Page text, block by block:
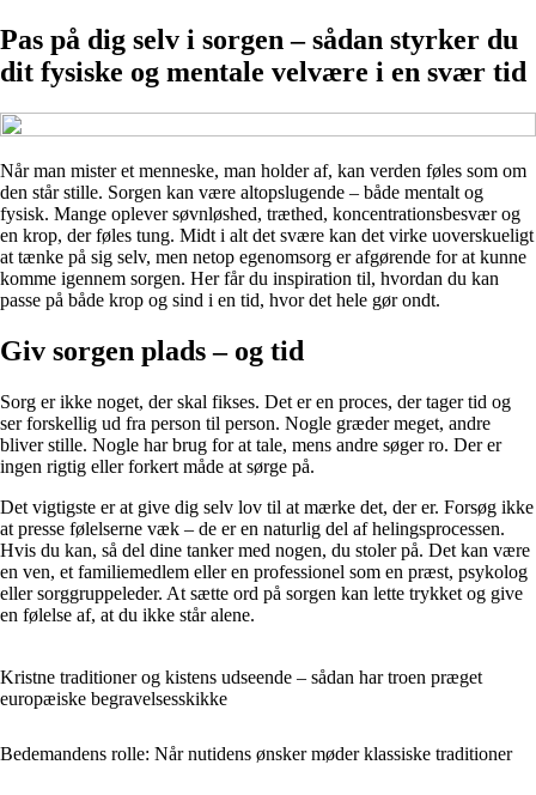
Pas på dig selv i sorgen – sådan styrker du
dit fysiske og mentale velvære i en svær tid
Når man mister et menneske, man holder af, kan verden føles som om
den står stille. Sorgen kan være altopslugende – både mentalt og
fysisk. Mange oplever søvnløshed, træthed, koncentrationsbesvær og
en krop, der føles tung. Midt i alt det svære kan det virke uoverskueligt
at tænke på sig selv, men netop egenomsorg er afgørende for at kunne
komme igennem sorgen. Her får du inspiration til, hvordan du kan
passe på både krop og sind i en tid, hvor det hele gør ondt.
Giv sorgen plads – og tid
Sorg er ikke noget, der skal fikses. Det er en proces, der tager tid og
ser forskellig ud fra person til person. Nogle græder meget, andre
bliver stille. Nogle har brug for at tale, mens andre søger ro. Der er
ingen rigtig eller forkert måde at sørge på.
Det vigtigste er at give dig selv lov til at mærke det, der er. Forsøg ikke
at presse følelserne væk – de er en naturlig del af helingsprocessen.
Hvis du kan, så del dine tanker med nogen, du stoler på. Det kan være
en ven, et familiemedlem eller en professionel som en præst, psykolog
eller sorggruppeleder. At sætte ord på sorgen kan lette trykket og give
en følelse af, at du ikke står alene.
Kristne traditioner og kistens udseende – sådan har troen præget
europæiske begravelsesskikke
Bedemandens rolle: Når nutidens ønsker møder klassiske traditioner